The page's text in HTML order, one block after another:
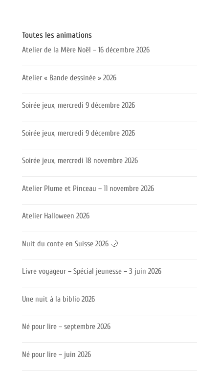
Toutes les animations
Atelier de la Mère Noël – 16 décembre 2026
Atelier « Bande dessinée » 2026
Soirée jeux, mercredi 9 décembre 2026
Soirée jeux, mercredi 9 décembre 2026
Soirée jeux, mercredi 18 novembre 2026
Atelier Plume et Pinceau – 11 novembre 2026
Atelier Halloween 2026
Nuit du conte en Suisse 2026 🌙
Livre voyageur – Spécial jeunesse – 3 juin 2026
Une nuit à la biblio 2026
Né pour lire – septembre 2026
Né pour lire – juin 2026